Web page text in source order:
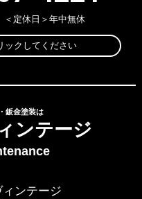
定休日＞年中無休
ックしてください
鈑金塗装は
ンテージ
ンテージ